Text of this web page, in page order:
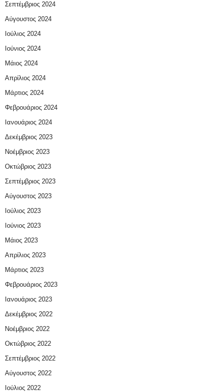
Σεπτέμβριος 2024
Αύγουστος 2024
Ιούλιος 2024
Ιούνιος 2024
Μάιος 2024
Απρίλιος 2024
Μάρτιος 2024
Φεβρουάριος 2024
Ιανουάριος 2024
Δεκέμβριος 2023
Νοέμβριος 2023
Οκτώβριος 2023
Σεπτέμβριος 2023
Αύγουστος 2023
Ιούλιος 2023
Ιούνιος 2023
Μάιος 2023
Απρίλιος 2023
Μάρτιος 2023
Φεβρουάριος 2023
Ιανουάριος 2023
Δεκέμβριος 2022
Νοέμβριος 2022
Οκτώβριος 2022
Σεπτέμβριος 2022
Αύγουστος 2022
Ιούλιος 2022